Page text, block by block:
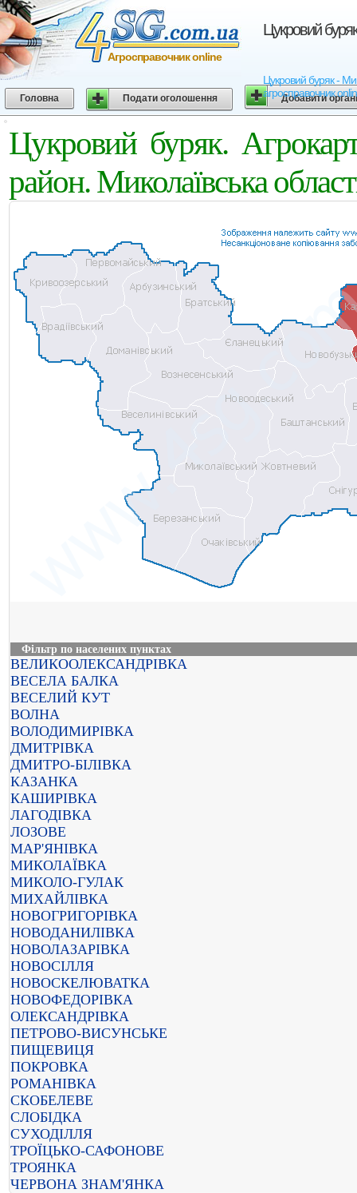
Цукровий
Цукровий буряк -
агросправочник
Агросправочник online
Головна Подати оголошення Добавити
Цукровий буряк.
район. Миколаївська
Фільтр по населених пунктах
ВЕЛИКООЛЕКСАНДРІВКА
ВЕСЕЛА БАЛКА
ВЕСЕЛИЙ КУТ
ВОЛНА
ВОЛОДИМИРІВКА
ДМИТРІВКА
ДМИТРО-БІЛІВКА
КАЗАНКА
КАШИРІВКА
ЛАГОДІВКА
ЛОЗОВЕ
МАР'ЯНІВКА
МИКОЛАЇВКА
МИКОЛО-ГУЛАК
МИХАЙЛІВКА
НОВОГРИГОРІВКА
НОВОДАНИЛІВКА
НОВОЛАЗАРІВКА
НОВОСІЛЛЯ
НОВОСКЕЛЮВАТКА
НОВОФЕДОРІВКА
ОЛЕКСАНДРІВКА
ПЕТРОВО-ВИСУНСЬКЕ
ПИЩЕВИЦЯ
ПОКРОВКА
РОМАНІВКА
СКОБЕЛЕВЕ
СЛОБІДКА
СУХОДІЛЛЯ
ТРОЇЦЬКО-САФОНОВЕ
ТРОЯНКА
ЧЕРВОНА ЗНАМ'ЯНКА